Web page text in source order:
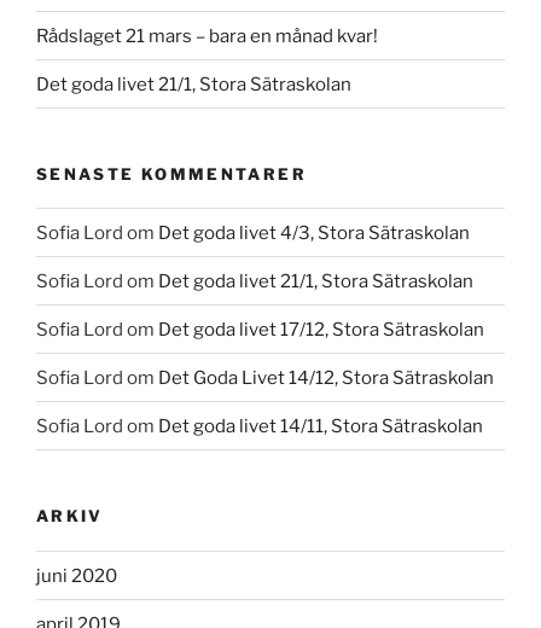
Rådslaget 21 mars – bara en månad kvar!
Det goda livet 21/1, Stora Sätraskolan
SENASTE KOMMENTARER
Sofia Lord om Det goda livet 4/3, Stora Sätraskolan
Sofia Lord om Det goda livet 21/1, Stora Sätraskolan
Sofia Lord om Det goda livet 17/12, Stora Sätraskolan
Sofia Lord om Det Goda Livet 14/12, Stora Sätraskolan
Sofia Lord om Det goda livet 14/11, Stora Sätraskolan
ARKIV
juni 2020
april 2019